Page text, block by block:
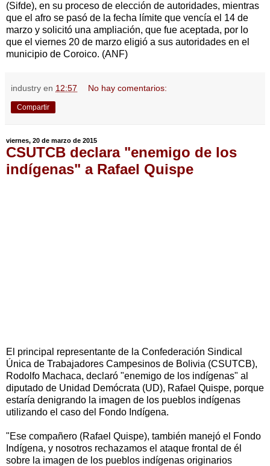
(Sifde), en su proceso de elección de autoridades, mientras
que el afro se pasó de la fecha límite que vencía el 14 de
marzo y solicitó una ampliación, que fue aceptada, por lo
que el viernes 20 de marzo eligió a sus autoridades en el
municipio de Coroico. (ANF)
industry en 12:57 No hay comentarios:
Compartir
viernes, 20 de marzo de 2015
CSUTCB declara "enemigo de los
indígenas" a Rafael Quispe
El principal representante de la Confederación Sindical
Única de Trabajadores Campesinos de Bolivia (CSUTCB),
Rodolfo Machaca, declaró "enemigo de los indígenas" al
diputado de Unidad Demócrata (UD), Rafael Quispe, porque
estaría denigrando la imagen de los pueblos indígenas
utilizando el caso del Fondo Indígena.
"Ese compañero (Rafael Quispe), también manejó el Fondo
Indígena, y nosotros rechazamos el ataque frontal de él
sobre la imagen de los pueblos indígenas originarios